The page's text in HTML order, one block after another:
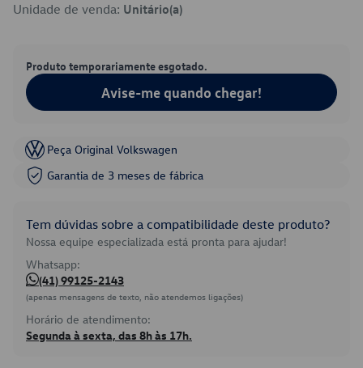
Unidade de venda: Unitário(a)
Produto temporariamente esgotado.
Avise-me quando chegar!
Peça Original Volkswagen
Garantia de 3 meses de fábrica
Tem dúvidas sobre a compatibilidade deste produto?
Nossa equipe especializada está pronta para ajudar!
Whatsapp:
(41) 99125-2143
(apenas mensagens de texto, não atendemos ligações)
Horário de atendimento:
Segunda à sexta, das 8h às 17h.